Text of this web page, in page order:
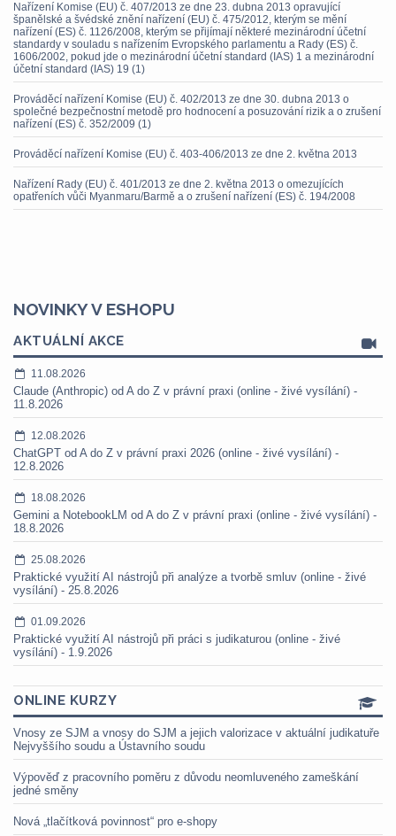
Nařízení Komise (EU) č. 407/2013 ze dne 23. dubna 2013 opravující
španělské a švédské znění nařízení (EU) č. 475/2012, kterým se mění
nařízení (ES) č. 1126/2008, kterým se přijímají některé mezinárodní účetní
standardy v souladu s nařízením Evropského parlamentu a Rady (ES) č.
1606/2002, pokud jde o mezinárodní účetní standard (IAS) 1 a mezinárodní
účetní standard (IAS) 19 (1)
Prováděcí nařízení Komise (EU) č. 402/2013 ze dne 30. dubna 2013 o
společné bezpečnostní metodě pro hodnocení a posuzování rizik a o zrušení
nařízení (ES) č. 352/2009 (1)
Prováděcí nařízení Komise (EU) č. 403-406/2013 ze dne 2. května 2013
Nařízení Rady (EU) č. 401/2013 ze dne 2. května 2013 o omezujících
opatřeních vůči Myanmaru/Barmě a o zrušení nařízení (ES) č. 194/2008
NOVINKY V ESHOPU
AKTUÁLNÍ AKCE
11.08.2026
Claude (Anthropic) od A do Z v právní praxi (online - živé vysílání) -
11.8.2026
12.08.2026
ChatGPT od A do Z v právní praxi 2026 (online - živé vysílání) -
12.8.2026
18.08.2026
Gemini a NotebookLM od A do Z v právní praxi (online - živé vysílání) -
18.8.2026
25.08.2026
Praktické využití AI nástrojů při analýze a tvorbě smluv (online - živé
vysílání) - 25.8.2026
01.09.2026
Praktické využití AI nástrojů při práci s judikaturou (online - živé
vysílání) - 1.9.2026
ONLINE KURZY
Vnosy ze SJM a vnosy do SJM a jejich valorizace v aktuální judikatuře
Nejvyššího soudu a Ústavního soudu
Výpověď z pracovního poměru z důvodu neomluveného zameškání
jedné směny
Nová „tlačítková povinnost“ pro e-shopy